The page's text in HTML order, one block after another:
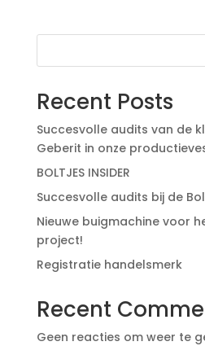
Recent Posts
Succesvolle audits van de
Geberit in onze
BOLTJES INSIDER
Succesvolle audits bij de
Nieuwe buigmachine voor
project!
Registratie handelsmerk
Recent
Geen reacties om weer te